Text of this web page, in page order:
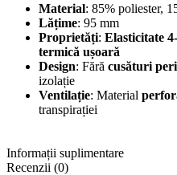
Material: 85% poliester,
Lățime: 95 mm
Proprietăți: Elasticitate
termică ușoară
Design: Fără cusături
izolație
Ventilație: Material
transpirației
Informații suplimentare
Recenzii (0)